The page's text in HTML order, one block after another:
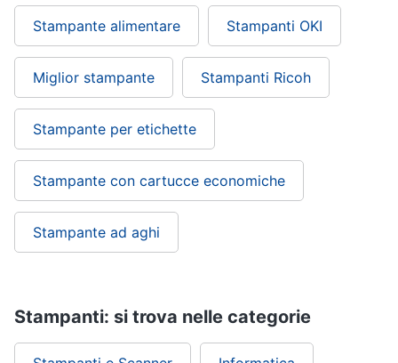
Stampante alimentare Stampanti OKI
Miglior stampante Stampanti Ricoh
Stampante per etichette
Stampante con cartucce economiche
Stampante ad aghi
Stampanti: si trova nelle categorie